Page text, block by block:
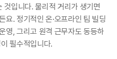
입니다. 물리적 거리가 생기면
요. 정기적인 온·오프라인 팀 빌딩
영, 그리고 원격 근무자도 동등하
필수적입니다.